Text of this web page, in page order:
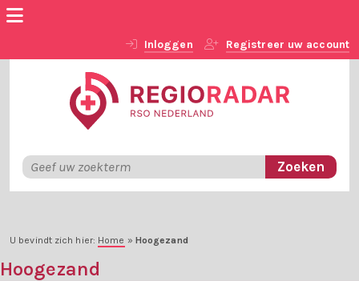
Inloggen Registreer uw account
U bevindt zich hier: Home » Hoogezand
Hoogezand